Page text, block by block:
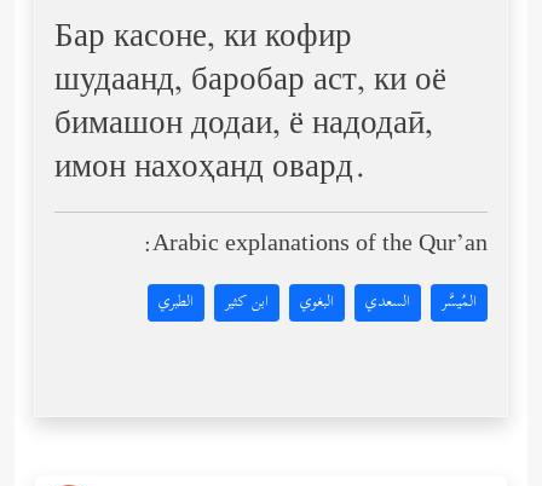
Бар касоне, ки кофир
шудаанд, баробар аст, ки оё
бимашон додаи, ё надодаӣ,
имон нахоҳанд овард.
Arabic explanations of the Qur’an:
المُيسَّر السعدي البغوي ابن كثير الطبري